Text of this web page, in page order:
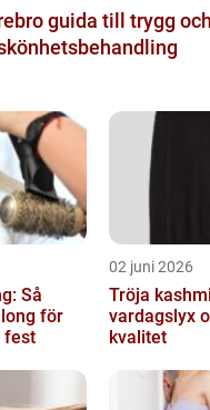
trygg och
Så
för
fest
02 juni 2026
Tröja kashmir en
vardagslyx
kvalitet